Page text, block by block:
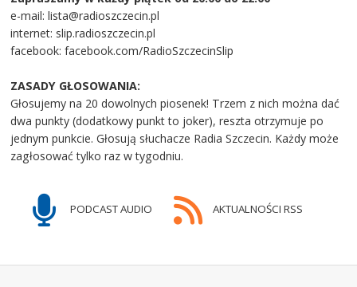
e-mail: lista@radioszczecin.pl
internet: slip.radioszczecin.pl
facebook: facebook.com/RadioSzczecinSlip
ZASADY GŁOSOWANIA:
Głosujemy na 20 dowolnych piosenek! Trzem z nich można dać
dwa punkty (dodatkowy punkt to joker), reszta otrzymuje po
jednym punkcie. Głosują słuchacze Radia Szczecin. Każdy może
zagłosować tylko raz w tygodniu.
PODCAST AUDIO AKTUALNOŚCI RSS